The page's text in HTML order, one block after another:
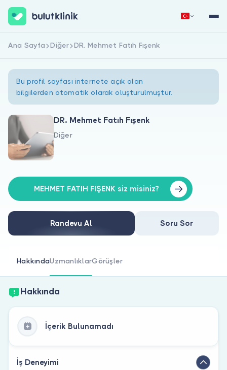
Hakkımızda
Doktorlar için
Doktor musunuz?
Hemen Kaydol Giriş Yap
Ana Sayfa Diğer DR. Mehmet Fatıh Fışenk
Bu profil sayfası internete açık olan
bilgilerden otomatik olarak oluşturulmuştur.
DR. Mehmet Fatıh Fışenk
Diğer
MEHMET FATIH FIŞENK siz misiniz?
Randevu Al Soru Sor
HakkındaUzmanlıklarGörüşler
Hakkında
İçerik Bulunamadı
İş Deneyimi